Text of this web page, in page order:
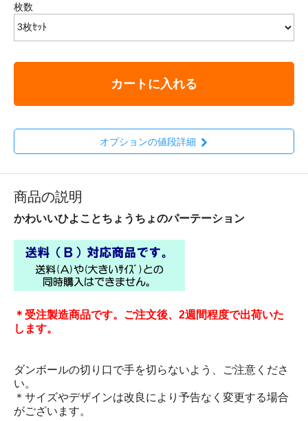
枚数
カートに入れる
オプションの値段詳細
商品の説明
かわいいひよことちょうちょのパーテーション
＊受注製造商品です。ご注文後、2週間程度で出荷いた
します。
ダンボールの切り口で手を切らないよう、ご注意くださ
い。
＊サイズやデザインは改良により予告なく変更する場合
がございます。